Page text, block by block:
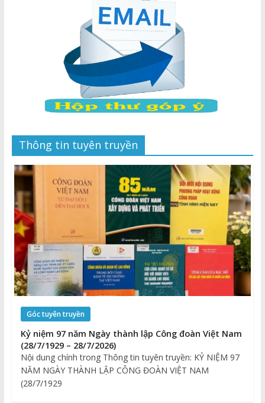
Thông tin tuyên truyền
Góc tuyên truyền
Kỷ niệm 97 năm Ngày thành lập Công đoàn Việt Nam
(28/7/1929 – 28/7/2026)
Nội dung chính trong Thông tin tuyên truyền: KỶ NIỆM 97
NĂM NGÀY THÀNH LẬP CÔNG ĐOÀN VIỆT NAM
(28/7/1929